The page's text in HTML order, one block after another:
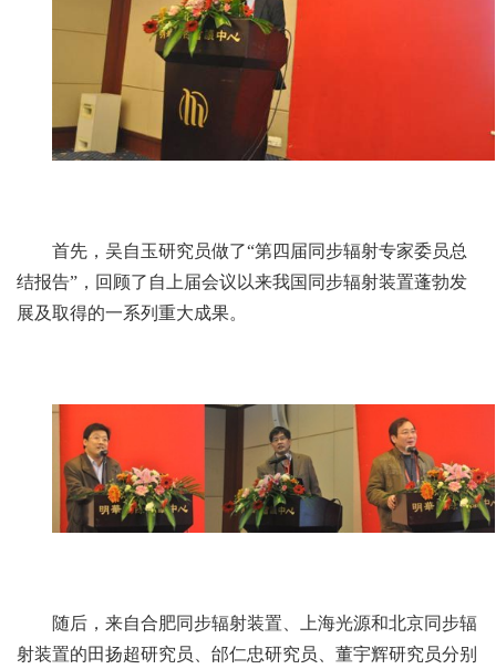
首先，吴自玉研究员做了“第四届同步辐射专家委员总
结报告”，回顾了自上届会议以来我国同步辐射装置蓬勃发
展及取得的一系列重大成果。
随后，来自合肥同步辐射装置、上海光源和北京同步辐
射装置的田扬超研究员、邰仁忠研究员、董宇辉研究员分别